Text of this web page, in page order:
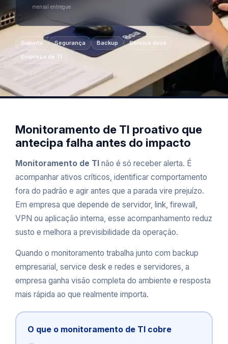
mensal entregue
Suporte Segurança Backup
Service desk
Empresa de TI
Monitoramento de TI proativo que
antecipa falha antes do impacto
Monitoramento de TI não é só receber alerta. É
acompanhar ativos críticos, identificar comportamento
fora do padrão e agir antes que a parada vire prejuízo.
Em empresa que depende de servidor, link, firewall,
VPN ou aplicação interna, esse acompanhamento reduz
susto e melhora a previsibilidade da operação.
Quando o monitoramento trabalha junto com backup
empresarial service desk e redes e servidores , a
empresa ganha visão completa do ambiente e resposta
mais rápida ao que realmente importa.
O que o monitoramento de TI cobre